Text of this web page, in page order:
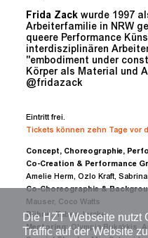
Die HZT Webseite nutzt
Traffic auf der Website
Frida Zack wurde 1997
Arbeiterfamilie in NRW
queere Performance
interdisziplinären
"embodiment under
Körper als Material und
@fridazack
Eintritt frei.
Tickets können zehn Tage vor
Concept, Choreographie,
Co-Creation & Performance
Amelie Herm, Ozlo Kraft,
Co-Choreographie &
Mauser, Coco Watts
Bühne:Tabea Jorcke
Mentoring:Olympia Bukakkis,